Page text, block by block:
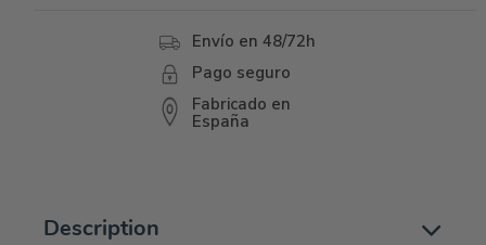
Envío en 48/72h
Pago seguro
Fabricado en
España
Description